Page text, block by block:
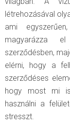
létrehozásával
ami
magyarázza
szerződésben,
elérni, hogy a
szerződéses
hogy most mi
használni a
stresszt.